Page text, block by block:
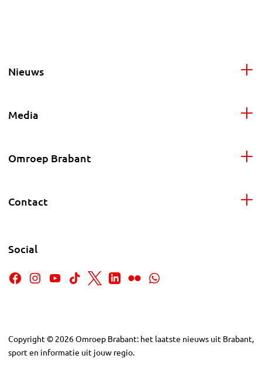
Nieuws
Media
Omroep Brabant
Contact
Social
Copyright © 2026Omroep Brabant: het laatste nieuws uit Brabant,
sport en informatie uit jouw regio.